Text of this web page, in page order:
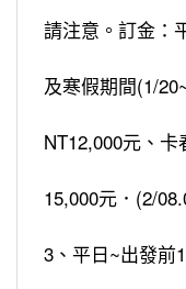
請注意。訂金：
及寒假期間(1/
NT12,000元、
15,000元．(2/
3、平日~出發前